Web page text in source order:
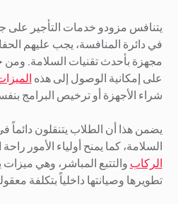
يتنافس مزودو خدمات التأجير على
في دائرة المنافسة، يجب عليهم
مجهزة بأحدث تقنيات السلامة. ومن
على إمكانية الوصول إلى هذه
شراء الأجهزة أو ترخيص البرامج
يضمن هذا أن الطلاب يتنقلون دائماً
السلامة، كما يمنح أولياء الأمور
الركاب والتتبع المباشر، وهي
تطويرها وصيانتها داخلياً بتكلفة